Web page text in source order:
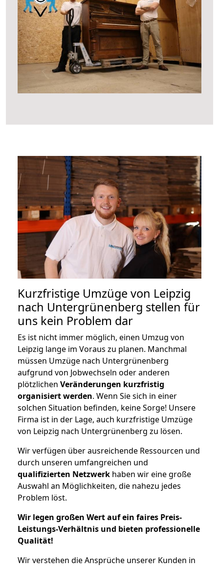
Kurzfristige Umzüge von Leipzig
nach Untergrünenberg stellen für
uns kein Problem dar
Es ist nicht immer möglich, einen Umzug von
Leipzig lange im Voraus zu planen. Manchmal
müssen Umzüge nach Untergrünenberg
aufgrund von Jobwechseln oder anderen
plötzlichen Veränderungen kurzfristig
organisiert werden. Wenn Sie sich in einer
solchen Situation befinden, keine Sorge! Unsere
Firma ist in der Lage, auch kurzfristige Umzüge
von Leipzig nach Untergrünenberg zu lösen.
Wir verfügen über ausreichende Ressourcen und
durch unseren umfangreichen und
qualifizierten Netzwerk haben wir eine große
Auswahl an Möglichkeiten, die nahezu jedes
Problem löst.
Wir legen großen Wert auf ein faires Preis-
Leistungs-Verhältnis und bieten professionelle
Qualität!
Wir verstehen die Ansprüche unserer Kunden in